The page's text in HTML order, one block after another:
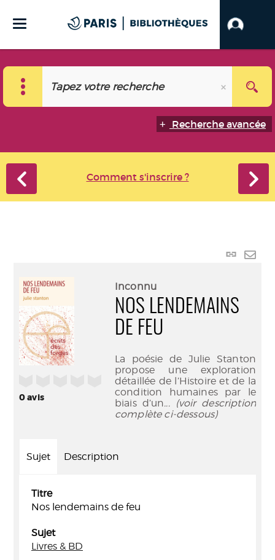
Recherche avancée
Comment s'inscrire ?
Lien
0avis
Inconnu
NOS LENDEMAINS
DE FEU
La poésie de Julie Stanton
propose une exploration
détaillée de l’Histoire et de la
condition humaines par le
biais d’un... (voir description
complète ci-dessous)
Sujet Description
Titre
Nos lendemains de feu
Sujet
Livres & BD